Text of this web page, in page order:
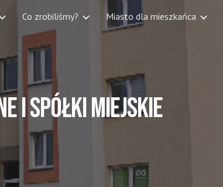
Skip to navigation
Co zrobiliśmy? Miasto dla mieszkańca
i spółki miejskie